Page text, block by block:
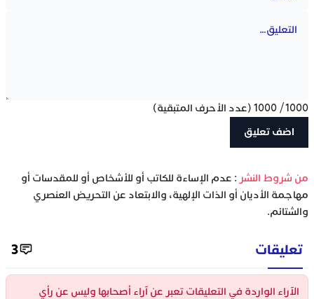
1000
/
1000 (عدد الأحرف المتبقية)
‫من شروط النشر : عدم الإساءة للكاتب أو للأشخاص أو للمقدسات أو
مهاجمة الأديان أو الذات الإلهية، والابتعاد عن التحريض العنصري
والشتائم.
تعليقات 3
الآراء الواردة في التعليقات تعبر عن آراء أصحابها وليس عن رأي